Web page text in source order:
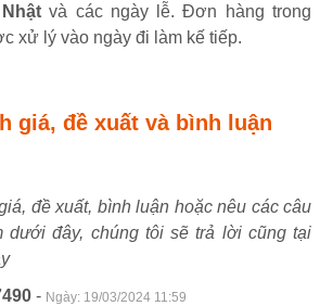
và các ngày lễ. Đơn hàng trong
xử lý vào ngày đi làm kế tiếp.
giá, đề xuất và bình luận
đề xuất, bình luận hoặc nêu các câu
dưới đây, chúng tôi sẽ trả lời cũng tại
- Ngày: 19/03/2024 11:59